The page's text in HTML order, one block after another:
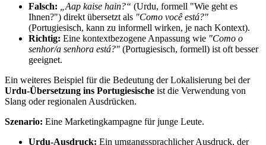
Falsch:
„Aap kaise hain?“ (Urdu, formell "Wie geht es
Ihnen?") direkt übersetzt als "Como você está?"
(Portugiesisch, kann zu informell wirken, je nach Kontext).
Richtig: Eine kontextbezogene Anpassung wie "Como o
senhor/a senhora está?" (Portugiesisch, formell) ist oft besser
geeignet.
Ein weiteres Beispiel für die Bedeutung der Lokalisierung bei der
Urdu-Übersetzung ins Portugiesische ist die Verwendung von
Slang oder regionalen Ausdrücken.
Szenario: Eine Marketingkampagne für junge Leute.
Urdu-Ausdruck: Ein umgangssprachlicher Ausdruck, der